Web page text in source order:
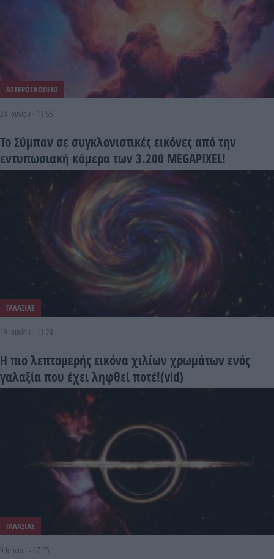
ΑΣΤΕΡΟΣΚΟΠΕΙΟ
24 Ιουνίου - 11:55
Το Σύμπαν σε συγκλονιστικές εικόνες από την
εντυπωσιακή κάμερα των 3.200 MEGAPIXEL!
ΓΑΛΑΞΙΑΣ
19 Ιουνίου - 11:24
Η πιο λεπτομερής εικόνα χιλίων χρωμάτων ενός
γαλαξία που έχει ληφθεί ποτέ!(vid)
ΓΑΛΑΞΙΑΣ
9 Ιουνίου - 17:35